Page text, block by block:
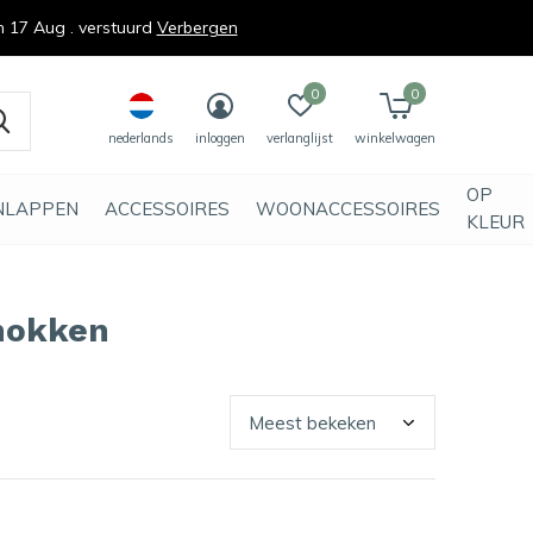
ACCESSOIRES WOONACCESSOIRES
OP
KLEUR
nederlands inloggen verlanglijst
0
winkelwagen
0
Aug . verstuurd Verbergen